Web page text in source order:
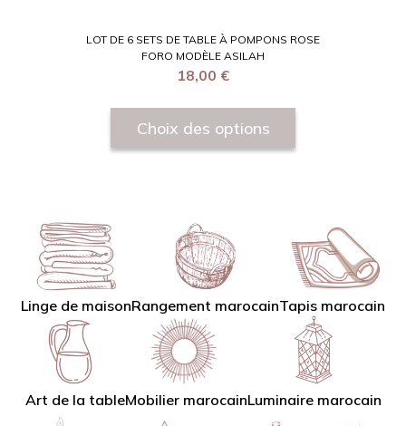
LOT DE 6 SETS DE TABLE À POMPONS ROSE
FORO MODÈLE ASILAH
18,00 €
Choix des options
Linge de maisonRangement marocainTapis marocain
Art de la tableMobilier marocainLuminaire marocain